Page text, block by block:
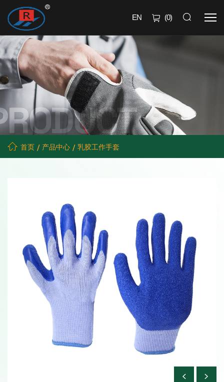
EN (0)
首页 产品中心 乳胶工作手套